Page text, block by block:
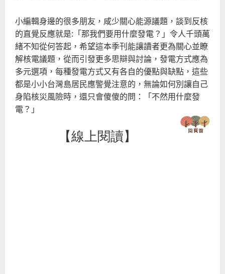
小編輯身邊的很多朋友，咸少關心能源議題，談到反核
的直覺反應就是:「那我們要用什麼發電？」令人千頭萬
緒不知從何答起，希望這本季刊能讓讀者更為關心並瞭
解核電議題，從而引發更多思辯與討論，發電方式應為
多元選項，每種發電方式又有各自的優點與缺點，這些
都是小小台灣島居民應警覺注意的，無論如何別讓自己
身陷核災風險時，還只會傻傻的問：「不然用什麼發
電？」
【線上閱讀】